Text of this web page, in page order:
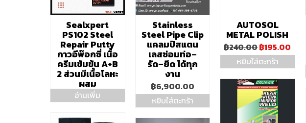
Sealxpert
PS102 Steel
Repair Putty
กาวอีพ๊อกซี่ เนื้อ
ครีมเข้มข้น A+B
2 ส่วนมีเนื้อโลหะ
ผสม
อ่านเพิ่ม
Stainless
Steel Pipe Clip
แคลมป์สแตน
เลสซ่อมท่อ–
รัด–ยึด ได้ทุก
งาน
฿6,900.00
หยิบใส่ตะกร้า
AUTOSOL
METAL POLISH
฿240.00Original
price
was:
฿195.00
฿
หยิบใส่ตะกร้า